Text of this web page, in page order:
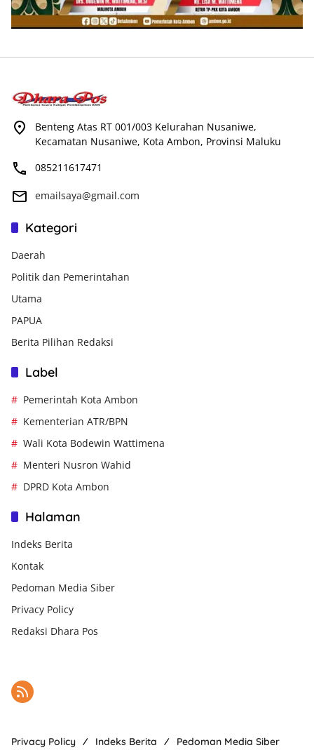
Benteng Atas RT 001/003 Kelurahan Nusaniwe,
Kecamatan Nusaniwe, Kota Ambon, Provinsi Maluku
085211617471
emailsaya@gmail.com
Kategori
Daerah
Politik dan Pemerintahan
Utama
PAPUA
Berita Pilihan Redaksi
Label
Pemerintah Kota Ambon
Kementerian ATR/BPN
Wali Kota Bodewin Wattimena
Menteri Nusron Wahid
DPRD Kota Ambon
Halaman
Indeks Berita
Kontak
Pedoman Media Siber
Privacy Policy
Redaksi Dhara Pos
Privacy Policy Indeks Berita Pedoman Media Siber